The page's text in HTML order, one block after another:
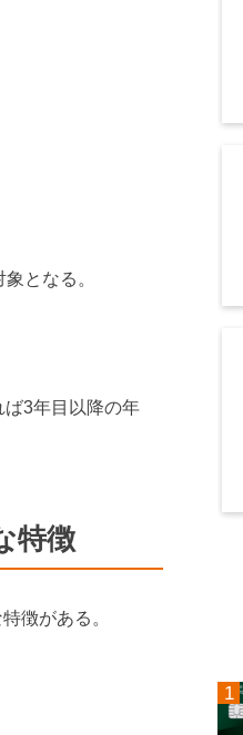
となる。
3年目以降の年
特徴
徴がある。